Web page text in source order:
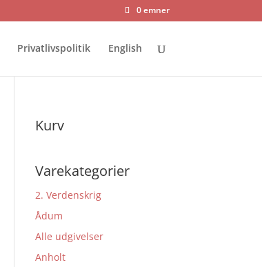
0 emner
Privatlivspolitik English
Kurv
Varekategorier
2. Verdenskrig
Ådum
Alle udgivelser
Anholt